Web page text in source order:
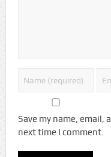
Save my name,
next time I comment.